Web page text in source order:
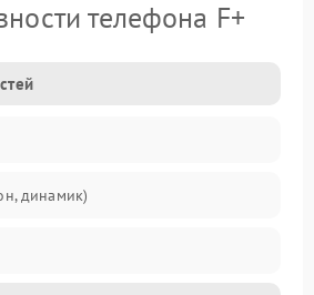
телефона F+
динамик)